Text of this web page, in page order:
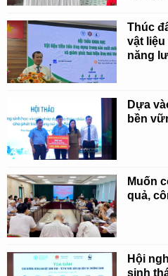
Thúc
vật
năng
Dựa
bền
Muốn
quả,
Hội
sinh